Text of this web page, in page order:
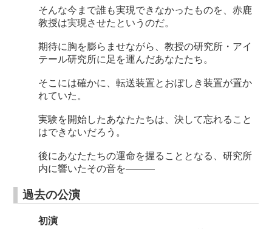
そんな今まで誰も実現できなかったものを、赤鹿
教授は実現させたというのだ。
期待に胸を膨らませながら、教授の研究所・アイ
テール研究所に足を運んだあなたたち。
そこには確かに、転送装置とおぼしき装置が置か
れていた。
実験を開始したあなたたちは、決して忘れること
はできないだろう。
後にあなたたちの運命を握ることとなる、研究所
内に響いたその音を———
過去の公演
初演